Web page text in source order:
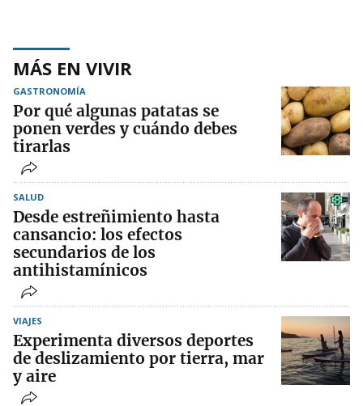
MÁS EN VIVIR
GASTRONOMÍA
Por qué algunas patatas se
ponen verdes y cuándo debes
tirarlas
SALUD
Desde estreñimiento hasta
cansancio: los efectos
secundarios de los
antihistamínicos
VIAJES
Experimenta diversos deportes
de deslizamiento por tierra, mar
y aire